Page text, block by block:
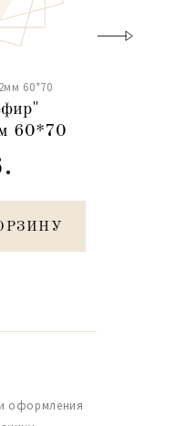
60*70
60*70
оформления